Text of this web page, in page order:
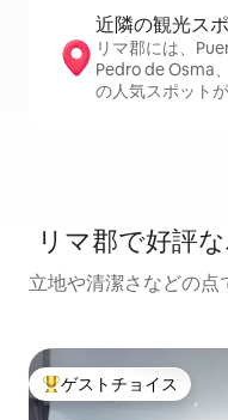
近隣の観光ス⁠
リマ郡には、
Pedro de Osma
の人気スポット
リマ郡で好評
立地や清潔さなどの
大好評のゲストチョイス
ゲストチョイス